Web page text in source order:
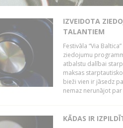
IZVEIDOTA
TALANTIEM
Festivāla “Via
ziedojumu
atbalstu dalībai
maksas
bieži vien ir jāsedz
nemaz nerunājot
KĀDAS IR